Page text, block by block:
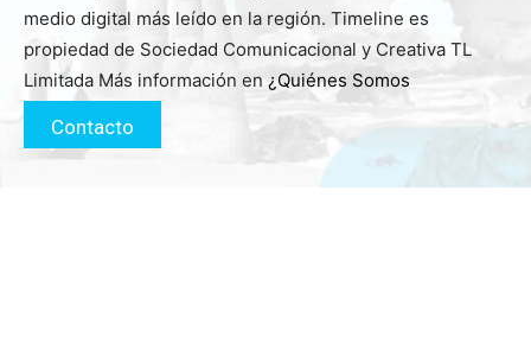
medio digital más leído en la región. Timeline es
propiedad de Sociedad Comunicacional y Creativa TL
Limitada Más información en ¿Quiénes Somos
Contacto